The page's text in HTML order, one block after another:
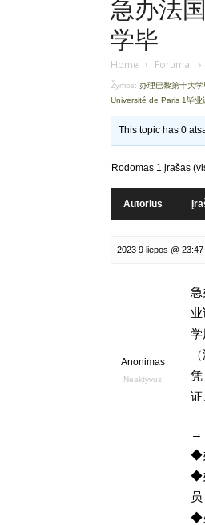
急办法
学毕
Home › Forumai ›
Žymos: 办理巴黎第十大
Université de Paris 1毕
This topic has 0
Rodomas 1 įrašas
Autorius
2023 9 liepos @ 23:47
Anonimas
Neaktyvus
急
业
学
凭
证
→
◆
◆
◆